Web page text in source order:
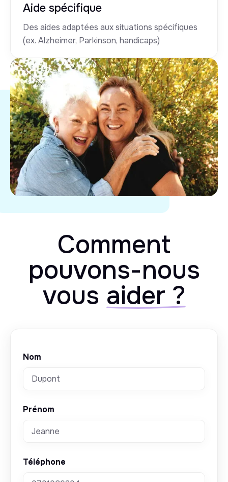
Aide spécifique
Des aides adaptées aux situations spécifiques
(ex. Alzheimer, Parkinson, handicaps)
Comment
pouvons-nous
vous aider ?
Nom
Prénom
Téléphone